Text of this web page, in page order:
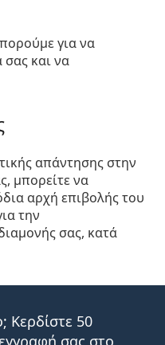
για να
και να
απάντησης στην
μπορείτε να
αρχή επιβολής του
την
σας, κατά
50
σας στο